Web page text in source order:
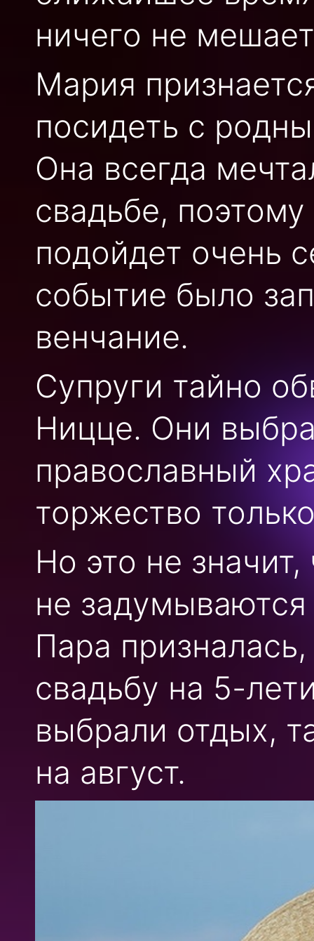
ничего не
Мария
посидеть с
Она всегда
свадьбе,
подойдет очень
событие было
венчание.
Супруги тайно
Ницце. Они
православный
торжество
Но это не
не
Пара
свадьбу на 5-
выбрали отдых,
на август.